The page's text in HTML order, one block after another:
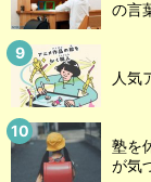
の言
人気
塾を
が気